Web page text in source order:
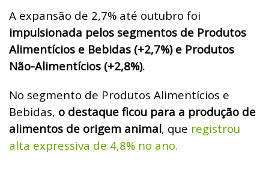
A expansão de 2,7% até outubro foi
impulsionada pelos segmentos de Produtos
Alimentícios e Bebidas (+2,7%) e Produtos
Não-Alimentícios (+2,8%).
No segmento de Produtos Alimentícios e
Bebidas, o destaque ficou para a produção de
alimentos de origem animal, que registrou
alta expressiva de 4,8% no ano.